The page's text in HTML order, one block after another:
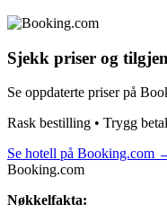
Sjekk priser og
Se oppdaterte priser på
Rask bestilling • Trygg
Se hotell på Booking.com
Booking.com
Nøkkelfakta: